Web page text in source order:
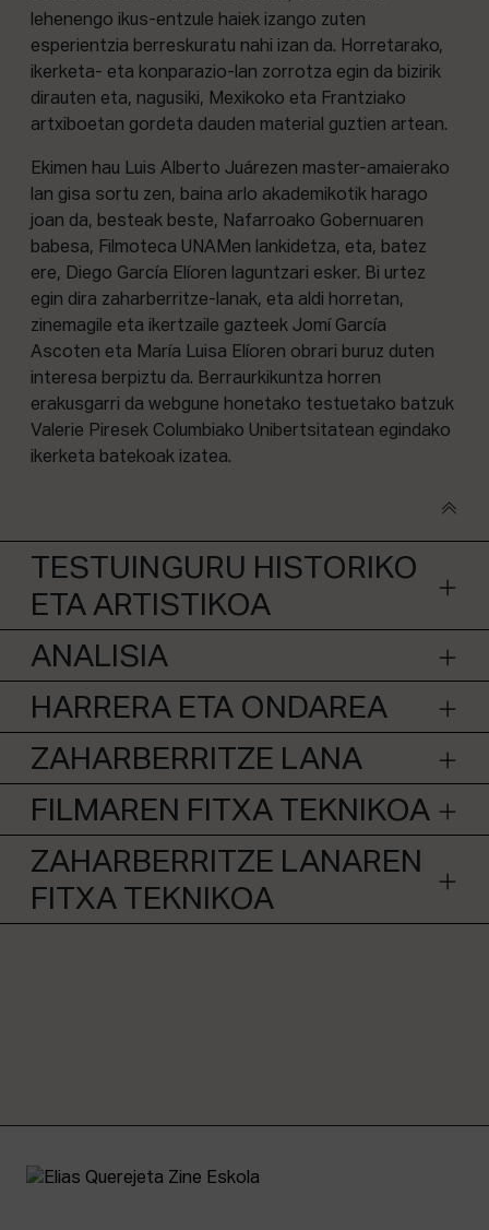
lehenengo ikus-entzule haiek izango zuten
esperientzia berreskuratu nahi izan da. Horretarako,
ikerketa- eta konparazio-lan zorrotza egin da bizirik
dirauten eta, nagusiki, Mexikoko eta Frantziako
artxiboetan gordeta dauden material guztien artean.
Ekimen hau Luis Alberto Juárezen master-amaierako
lan gisa sortu zen, baina arlo akademikotik harago
joan da, besteak beste, Nafarroako Gobernuaren
babesa, Filmoteca UNAMen lankidetza, eta, batez
ere, Diego García Elíoren laguntzari esker. Bi urtez
egin dira zaharberritze-lanak, eta aldi horretan,
zinemagile eta ikertzaile gazteek Jomí García
Ascoten eta María Luisa Elíoren obrari buruz duten
interesa berpiztu da. Berraurkikuntza horren
erakusgarri da webgune honetako testuetako batzuk
Valerie Piresek Columbiako Unibertsitatean egindako
ikerketa batekoak izatea.
TESTUINGURU HISTORIKO
ETA ARTISTIKOA
ANALISIA
HARRERA ETA ONDAREA
ZAHARBERRITZE LANA
FILMAREN FITXA TEKNIKOA
ZAHARBERRITZE LANAREN
FITXA TEKNIKOA